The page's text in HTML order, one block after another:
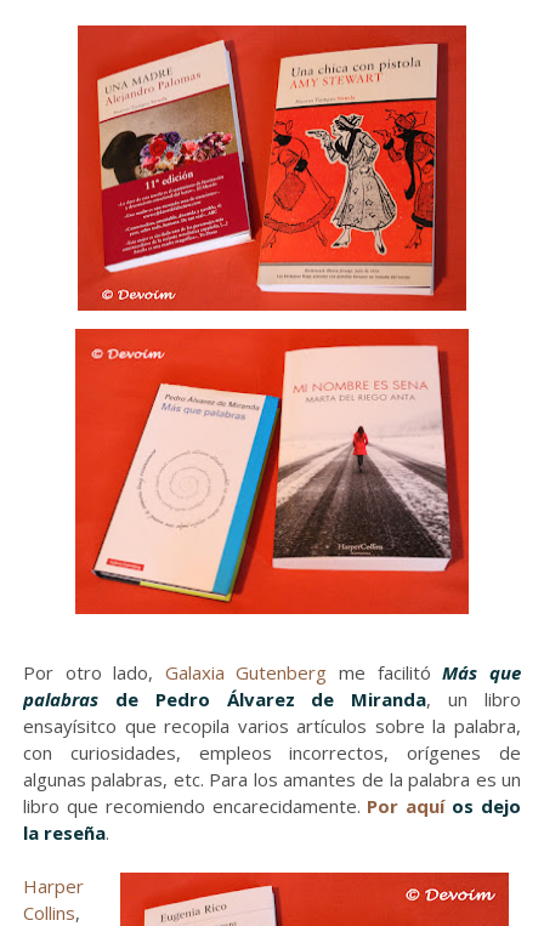
Por otro lado, Galaxia Gutenberg me facilitóMás que
palabrasde Pedro Álvarez de Miranda, un libro
ensayísitco que recopila varios artículos sobre la palabra,
con curiosidades, empleos incorrectos, orígenes de
algunas palabras, etc. Para los amantes de la palabra es un
libro que recomiendo encarecidamente. Por aquíos dejo
la reseña.
Harper
Collins,